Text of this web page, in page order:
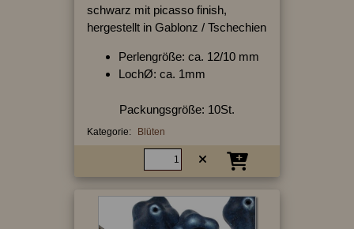
schwarz mit picasso finish,
hergestellt in Gablonz / Tschechien
Perlengröße: ca. 12/10 mm
LochØ: ca. 1mm
Packungsgröße: 10St.
Kategorie: Blüten